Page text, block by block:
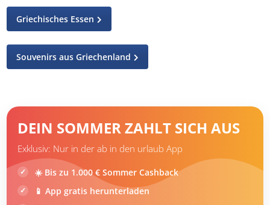
Urlaub anstoßen könnt.
Griechisches Essen
DEIN SOMMER ZAHLT SICH AUS
Exklusiv: Nur in der ab in den urlaub App